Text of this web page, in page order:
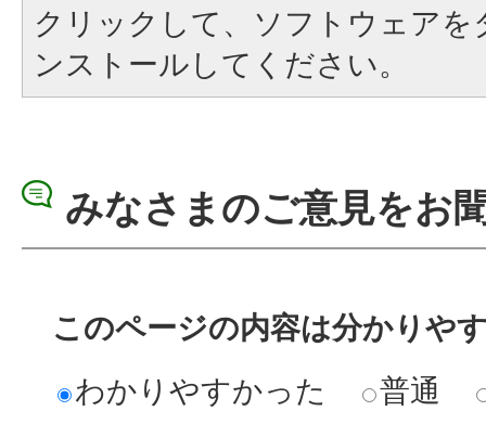
クリックして、ソフトウェア
ンストールしてください。
みなさまのご意見をお
このページの内容は分かりや
わかりやすかった
普通